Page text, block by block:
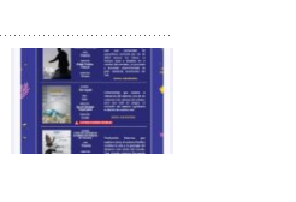
۱۵ خرداد ۱۴۰۵